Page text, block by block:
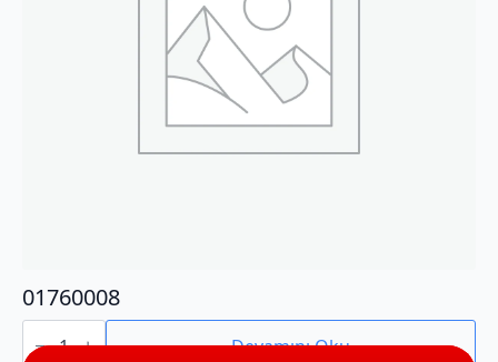
01760008
01760008
adet Devamını Oku